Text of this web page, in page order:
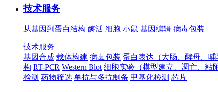
技术服务
从基因到蛋白结构 酶活 细胞 小鼠 基因编辑 病毒包装
技术服务
基因合成 载体构建 病毒包装 蛋白表达（大肠、酵母、
构 RT-PCR Western Blot 细胞实验（模型建立、凋亡、粘
检测 药物筛选 单抗与多抗制备 甲基化检测 芯片